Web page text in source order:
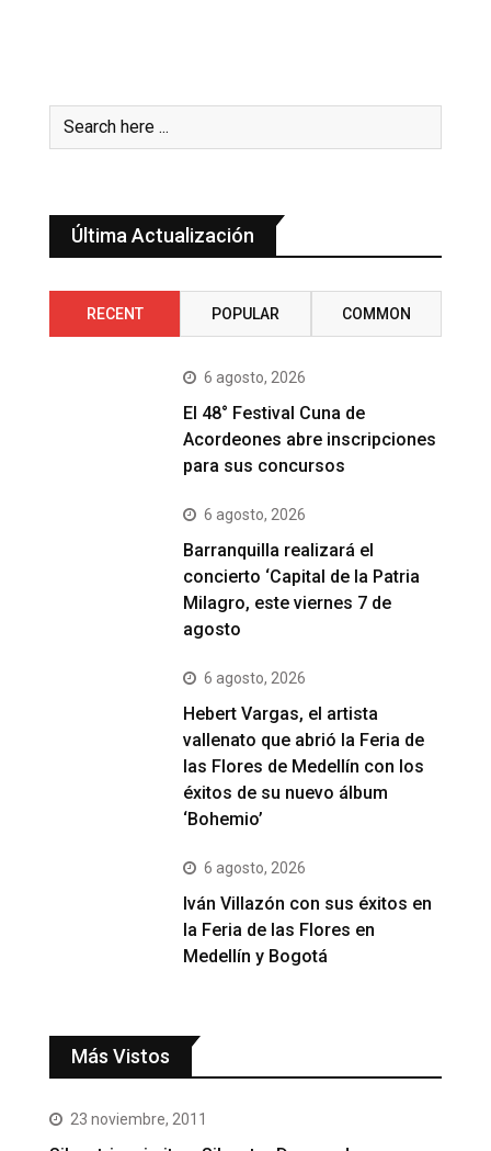
Última Actualización
RECENT POPULAR COMMON
6 agosto, 2026
El 48° Festival Cuna de
Acordeones abre inscripciones
para sus concursos
6 agosto, 2026
Barranquilla realizará el
concierto ‘Capital de la Patria
Milagro, este viernes 7 de
agosto
6 agosto, 2026
Hebert Vargas, el artista
vallenato que abrió la Feria de
las Flores de Medellín con los
éxitos de su nuevo álbum
‘Bohemio’
6 agosto, 2026
Iván Villazón con sus éxitos en
la Feria de las Flores en
Medellín y Bogotá
Más Vistos
23 noviembre, 2011